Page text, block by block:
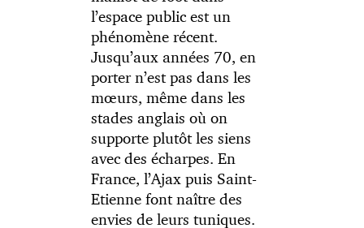
l’espace public est un
phénomène récent.
Jusqu’aux années 70, en
porter n’est pas dans les
mœurs, même dans les
stades anglais où on
supporte plutôt les siens
avec des écharpes. En
France, l’Ajax puis Saint-
Etienne font naître des
envies de leurs tuniques.